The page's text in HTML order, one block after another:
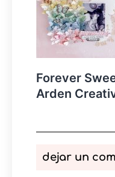
Forever
Arden
dejar un